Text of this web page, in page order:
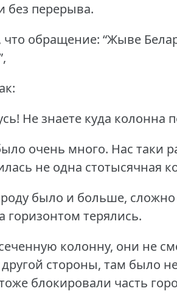
без перерыва.
обращение: “Жыве
Не знаете куда колонна
очень много. Нас таки
не одна стотысячная
было и больше, сложно
горизонтом терялись.
колонну, они не
другой стороны, там было
блокировали часть